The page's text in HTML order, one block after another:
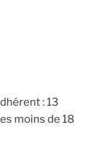
: 13
moins de 18